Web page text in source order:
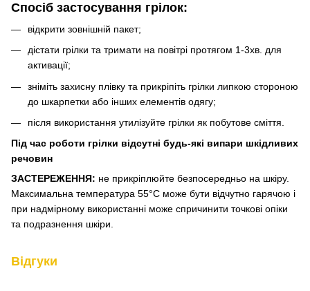
Спосіб застосування грілок:
відкрити зовнішній пакет;
дістати грілки та тримати на повітрі протягом 1-3хв. для
активації;
зніміть захисну плівку та прикріпіть грілки липкою стороною
до шкарпетки або інших елементів одягу;
після використання утилізуйте грілки як побутове сміття.
Під час роботи грілки відсутні будь-які випари шкідливих
речовин
ЗАСТЕРЕЖЕННЯ: не прикріплюйте безпосередньо на шкіру.
Максимальна температура 55°С може бути відчутно гарячою і
при надмірному використанні може спричинити точкові опіки
та подразнення шкіри.
Відгуки